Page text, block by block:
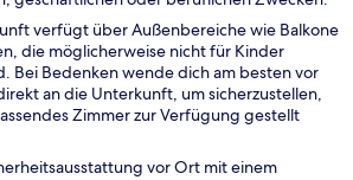
verfügt über Außenbereiche wie Balkone
die möglicherweise nicht für Kinder
Bei Bedenken wende dich am besten vor
an die Unterkunft, um sicherzustellen,
Zimmer zur Verfügung gestellt
vor Ort mit einem